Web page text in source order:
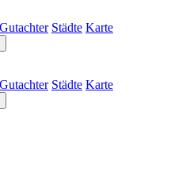
Gutachter Städte Karte
Gutachter Städte Karte